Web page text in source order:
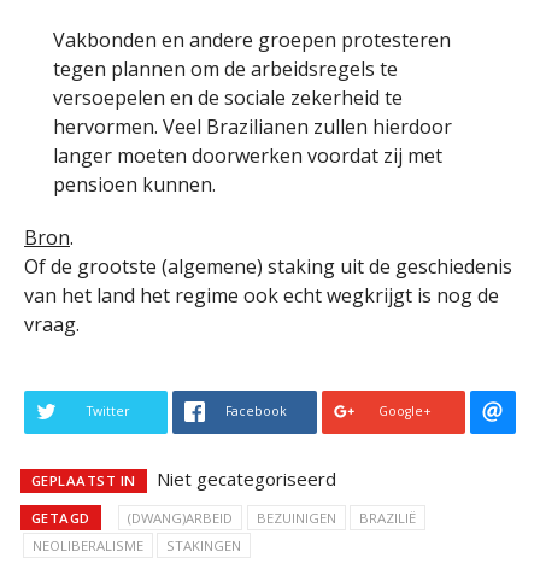
Vakbonden en andere groepen protesteren
tegen plannen om de arbeidsregels te
versoepelen en de sociale zekerheid te
hervormen. Veel Brazilianen zullen hierdoor
langer moeten doorwerken voordat zij met
pensioen kunnen.
Bron.
Of de grootste (algemene) staking uit de geschiedenis
van het land het regime ook echt wegkrijgt is nog de
vraag.
Twitter Facebook Google+
GEPLAATST IN Niet gecategoriseerd
GETAGD (DWANG)ARBEID BEZUINIGEN
BRAZILIË
NEOLIBERALISME
STAKINGEN